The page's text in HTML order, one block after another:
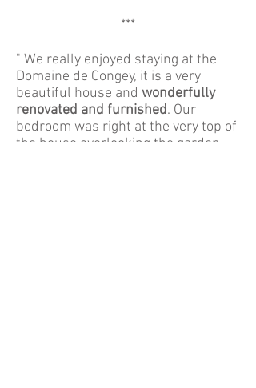
***
" We really enjoyed staying at the
Domaine de Congey, it is a very
beautiful house and wonderfully
renovated and furnished. Our
bedroom was right at the very top of
the house overlooking the garden